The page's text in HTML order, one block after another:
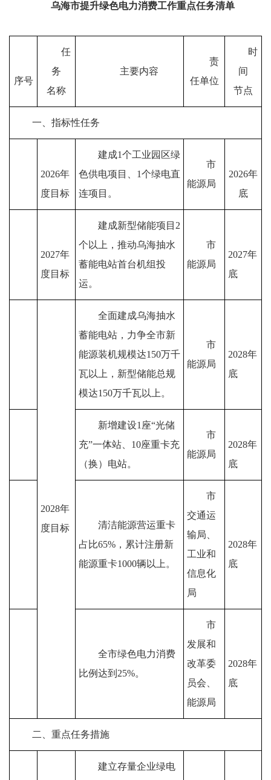
乌海市提升绿色电力消费工作重点任务清单
序号
任
务
名称
主要内容
责
任单位
时
间
节点
一、指标性任务
2026年
度目标
建成1个工业园区绿
色供电项目、 1个绿电直
连项目 。
市
能源局
2026年
底
2027年
度目标
建成新型储能项目 2
个以上，推动乌海抽水
蓄能电站首台机组投
运。
市
能源局
2027年
底
2028年
度目标
全面建成乌海抽水
蓄能电站，力争全市新
能源装机规模达150万千
瓦以上，新型储能总规
模达150万千瓦以上 。
市
能源局
2028年
底
新增建设1 座“光储
充”一体站、 10座重卡充
（换）电站。
市
能源局
2028年
底
清洁能源营运重卡
占比65% ， 累计注册新
能源重卡1000辆以 上 。
市
交通运
输局、
工业和
信息化
局
2028年
底
全市绿色电力消费
比例达到 25%。
市
发展和
改革委
员会
能源局
2028年
底
二、重点任务措施
建立存量企业绿电